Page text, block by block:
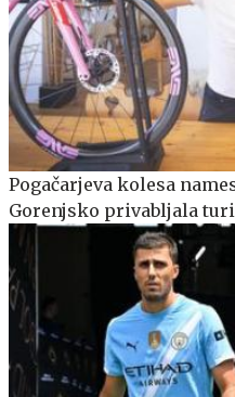
Pogačarjeva kolesa
Gorenjsko privabljala